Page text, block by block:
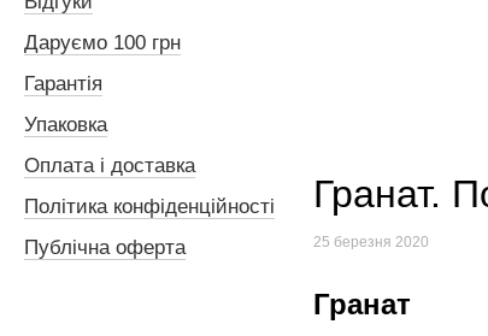
Гранат.
25 березня 2020
Гранат
Даруємо 100 грн
Гарантія
Упаковка
Оплата і доставка
Політика конфіденційності
Публічна оферта